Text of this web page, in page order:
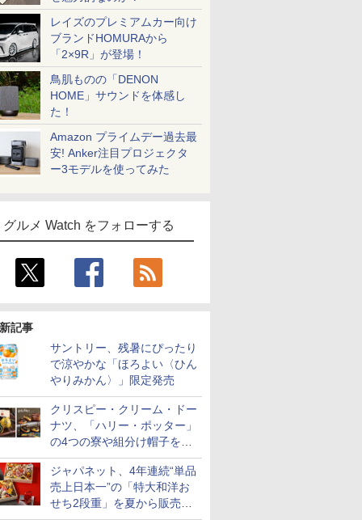
レイズのプレミアムカー向け
ブランドHOMURAから
「2×9R」が登場！
鳥肌ものの「DENON
HOME」サウンドを体感し
た！
Amazon プライムデー過去最
安! Anker注目プロジェクタ
ー3モデルを使ってみた
グルメ Watch をフォローする
記事
サントリー、残暑にぴったり
で涼やかな「ほろよい〈ひん
やりみかん〉」限定発売
クリスピー・クリーム・ドー
ナツ、「ハリー・ポッター」
の4つの寮や組分け帽子をイ
メージしたドーナツなど発売
ジャパネット、4年連続“単品
売上日本一”の「特大和洋お
せち2段重」を夏から販売。